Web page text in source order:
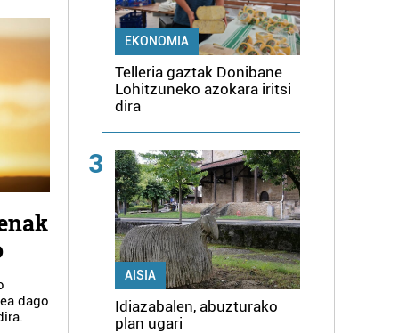
dago
EKONOMIA
Telleria gaztak Donibane
Lohitzuneko azokara iritsi
dira
3
AISIA
Idiazabalen, abuzturako
plan ugari